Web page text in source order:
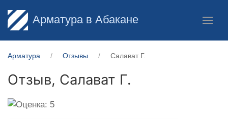
Арматура в Абакане
Арматура Отзывы Салават Г.
Отзыв, Салават Г.